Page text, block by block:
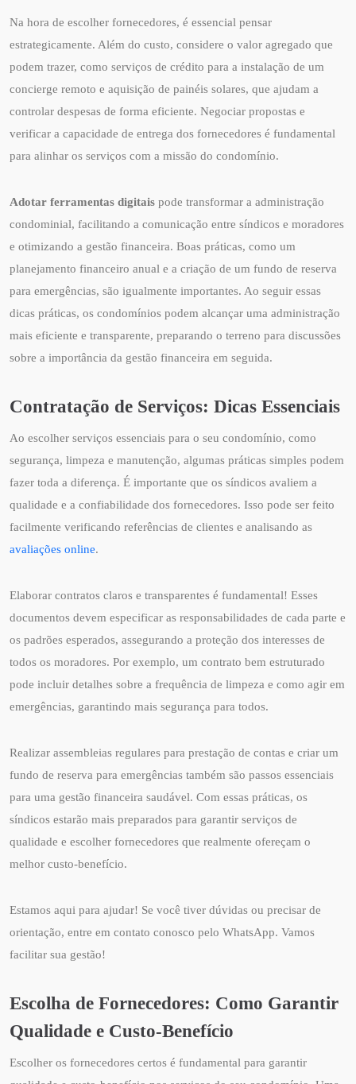
Na hora de escolher fornecedores, é essencial pensar
estrategicamente. Além do custo, considere o valor agregado que
podem trazer, como serviços de crédito para a instalação de um
concierge remoto e aquisição de painéis solares, que ajudam a
controlar despesas de forma eficiente. Negociar propostas e
verificar a capacidade de entrega dos fornecedores é fundamental
para alinhar os serviços com a missão do condomínio.
Adotar ferramentas digitais pode transformar a administração
condominial, facilitando a comunicação entre síndicos e moradores
e otimizando a gestão financeira. Boas práticas, como um
planejamento financeiro anual e a criação de um fundo de reserva
para emergências, são igualmente importantes. Ao seguir essas
dicas práticas, os condomínios podem alcançar uma administração
mais eficiente e transparente, preparando o terreno para discussões
sobre a importância da gestão financeira em seguida.
Contratação de Serviços: Dicas Essenciais
Ao escolher serviços essenciais para o seu condomínio, como
segurança, limpeza e manutenção, algumas práticas simples podem
fazer toda a diferença. É importante que os síndicos avaliem a
qualidade e a confiabilidade dos fornecedores. Isso pode ser feito
facilmente verificando referências de clientes e analisando as
avaliações online.
Elaborar contratos claros e transparentes é fundamental! Esses
documentos devem especificar as responsabilidades de cada parte e
os padrões esperados, assegurando a proteção dos interesses de
todos os moradores. Por exemplo, um contrato bem estruturado
pode incluir detalhes sobre a frequência de limpeza e como agir em
emergências, garantindo mais segurança para todos.
Realizar assembleias regulares para prestação de contas e criar um
fundo de reserva para emergências também são passos essenciais
para uma gestão financeira saudável. Com essas práticas, os
síndicos estarão mais preparados para garantir serviços de
qualidade e escolher fornecedores que realmente ofereçam o
melhor custo-benefício.
Estamos aqui para ajudar! Se você tiver dúvidas ou precisar de
orientação, entre em contato conosco pelo WhatsApp. Vamos
facilitar sua gestão!
Escolha de Fornecedores: Como Garantir
Qualidade e Custo-Benefício
Escolher os fornecedores certos é fundamental para garantir